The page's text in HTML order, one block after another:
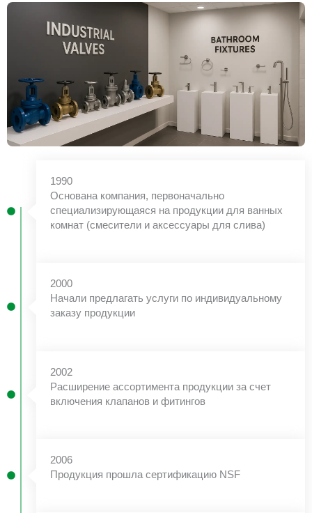
1990
Основана компания, первоначально
специализирующаяся на продукции для ванных
комнат (смесители и аксессуары для слива)
2000
Начали предлагать услуги по индивидуальному
заказу продукции
2002
Расширение ассортимента продукции за счет
включения клапанов и фитингов
2006
Продукция прошла сертификацию NSF